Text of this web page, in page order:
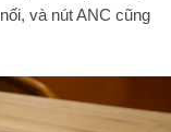
và nút ANC cũng